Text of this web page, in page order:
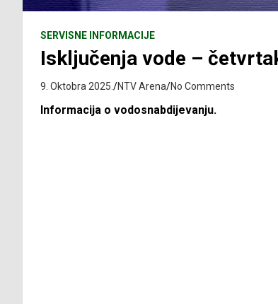
SERVISNE INFORMACIJE
Isključenja vode –
9. Oktobra 2025. NTV Arena No Comments
Informacija o vodosnabdijevanju.